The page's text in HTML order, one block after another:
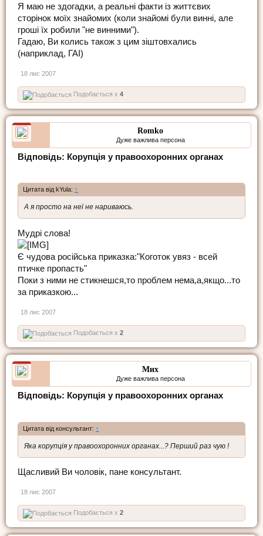
Я маю не здогадки, а реальні факти із життєвих
сторінок моїх знайомих (коли знайомі були винні, але
гроші їх робили "не винними").
Гадаю, Ви колись також з цим зіштовхались
(наприклад, ГАІ)
18 лис 2007
Подобається x 4
Romko
Дуже важлива персона
Відповідь: Корупція у правоохоронних органах
Цитата від kYula: ↑
А я просто на неї не нариваюсь.
Мудрі слова!
Є чудова російська приказка:"Коготок увяз - всей
птичке пропасть"
Поки з ними не стикнешся,то проблем нема,а,якщо...то
за приказкою...
18 лис 2007
Подобається x 2
Мих
Дуже важлива персона
Відповідь: Корупція у правоохоронних органах
Цитата від консультант: ↑
Яка корупція у правоохоронних органах...? Перший раз чую !
Щасливий Ви чоловік, пане консультант.
18 лис 2007
Подобається x 2